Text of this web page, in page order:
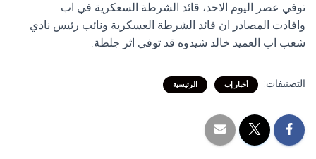
توفي عصر اليوم الاحد، قائد الشرطة السعكرية في اب.
وافادت المصادر ان قائد الشرطة العسكرية ونائب رئيس نادي
شعب اب العميد خالد شيدوه قد توفي اثر جلطة.
التصنيفات: أخبار إب الرئيسية